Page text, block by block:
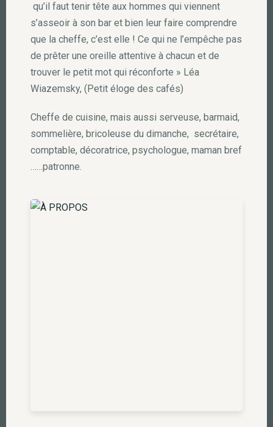
qu’il faut tenir tête aux hommes qui viennent
s’asseoir à son bar et bien leur faire comprendre
que la cheffe, c’est elle ! Ce qui ne l’empêche pas
de prêter une oreille attentive à chacun et de
trouver le petit mot qui réconforte » Léa
Wiazemsky, (Petit éloge des cafés)
Cheffe de cuisine, mais aussi serveuse, barmaid,
sommelière, bricoleuse du dimanche, secrétaire,
comptable, décoratrice, psychologue, maman bref
……patronne.